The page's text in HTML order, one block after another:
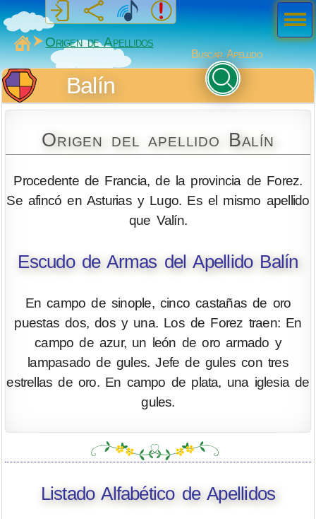
MiSabueso
Origen de Apellidos
Buscar Apellido
Balín
Origen del apellido Balín
Procedente de Francia, de la provincia de Forez.
Se afincó en Asturias y Lugo. Es el mismo apellido
que Valín.
Escudo de Armas del Apellido Balín
En campo de sinople, cinco castañas de oro
puestas dos, dos y una. Los de Forez traen: En
campo de azur, un león de oro armado y
lampasado de gules. Jefe de gules con tres
estrellas de oro. En campo de plata, una iglesia de
gules.
Listado Alfabético de Apellidos
Men
ú